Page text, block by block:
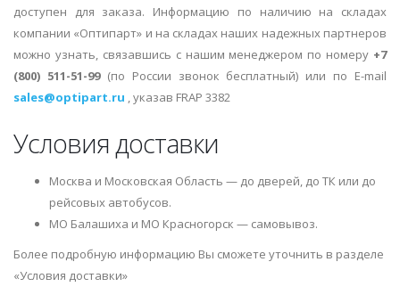
доступен для заказа. Информацию по наличию на складах
компании «Оптипарт» и на складах наших надежных партнеров
можно узнать, связавшись с нашим менеджером по номеру +7
(800) 511-51-99(по России звонок бесплатный) или по E-mail
sales@optipart.ru , указав FRAP 3382
Условия доставки
Москва и Московская Область — до дверей, до ТК или до
рейсовых автобусов.
МО Балашиха и МО Красногорск — самовывоз.
Более подробную информацию Вы сможете уточнить в разделе
«Условия доставки»